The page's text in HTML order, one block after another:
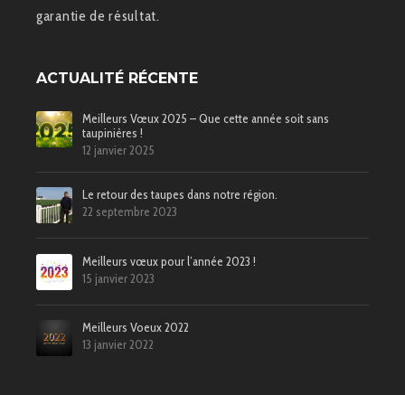
garantie de résultat.
ACTUALITÉ RÉCENTE
Meilleurs Vœux 2025 – Que cette année soit sans
taupinières !
12 janvier 2025
Le retour des taupes dans notre région.
22 septembre 2023
Meilleurs vœux pour l’année 2023 !
15 janvier 2023
Meilleurs Voeux 2022
13 janvier 2022